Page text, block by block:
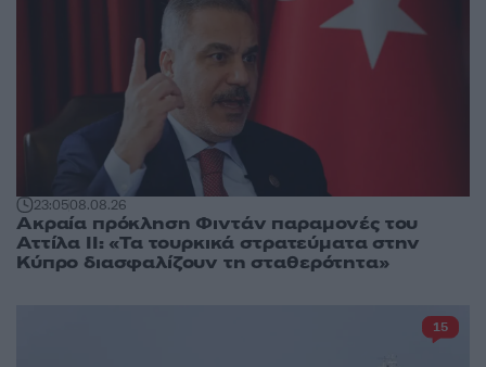
23:0508.08.26
Ακραία πρόκληση Φιντάν παραμονές του
Αττίλα ΙΙ: «Τα τουρκικά στρατεύματα στην
Κύπρο διασφαλίζουν τη σταθερότητα»
15